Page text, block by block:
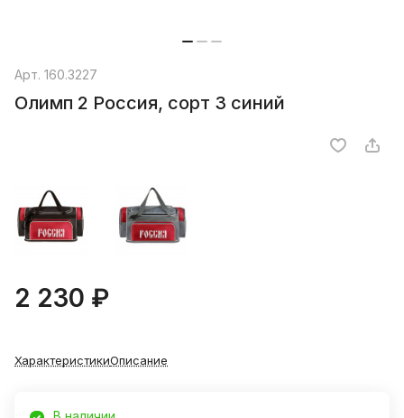
Арт. 160.3227
Олимп 2 Россия, сорт 3 синий
2 230 ₽
ХарактеристикиОписание